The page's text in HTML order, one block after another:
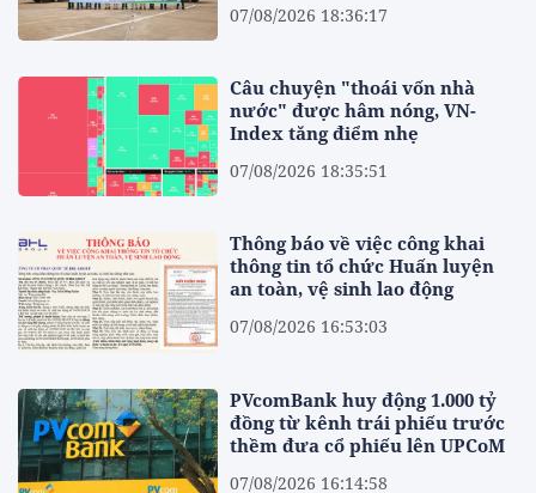
07/08/2026 18:36:17
Câu chuyện "thoái vốn nhà
nước" được hâm nóng, VN-
Index tăng điểm nhẹ
07/08/2026 18:35:51
Thông báo về việc công khai
thông tin tổ chức Huấn luyện
an toàn, vệ sinh lao động
07/08/2026 16:53:03
PVcomBank huy động 1.000 tỷ
đồng từ kênh trái phiếu trước
thềm đưa cổ phiếu lên UPCoM
07/08/2026 16:14:58